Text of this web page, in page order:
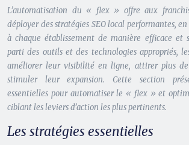
L’automatisation du « flex » offre aux
déployer des stratégies SEO local performantes,
à chaque établissement de manière efficace et
parti des outils et des technologies appropriés,
améliorer leur visibilité en ligne, attirer plus de
stimuler leur expansion. Cette section
essentielles pour automatiser le « flex » et
ciblant les leviers d’action les plus pertinents.
Les stratégies essentielles